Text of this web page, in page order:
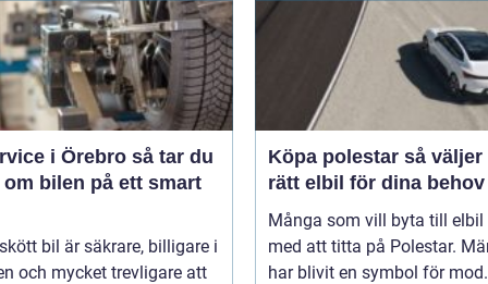
i Örebro så tar du
om bilen på ett smart
bil är säkrare, billigare i
och mycket trevligare att
Köpa polestar så väljer du
rätt elbil för dina behov
Många som vill byta till elbil
med att titta på Polestar.
har blivit en symbol för